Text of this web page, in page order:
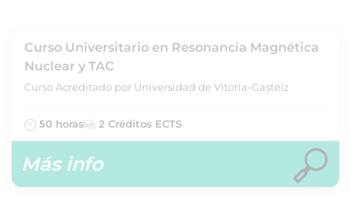
Curso Universitario en Resonancia Magnética
Nuclear y TAC
Curso Acreditado por Universidad de Vitoria-Gasteiz
50 horas 2 Créditos ECTS
Más info